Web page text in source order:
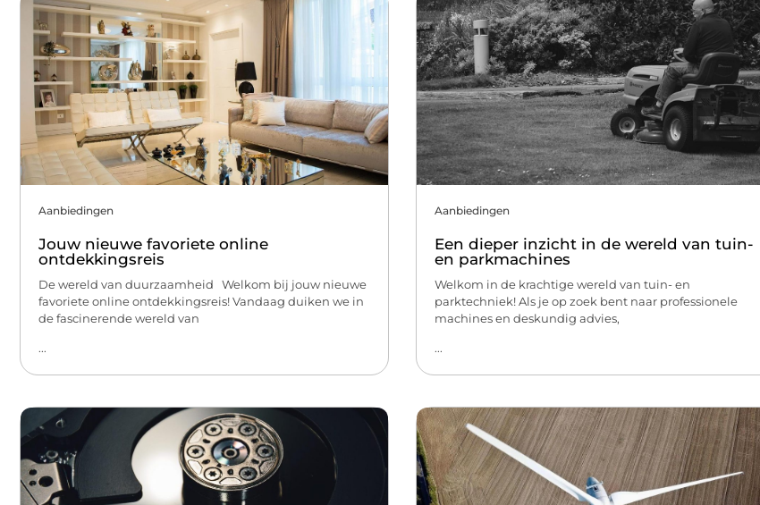
Aanbiedingen
Jouw nieuwe favoriete online
ontdekkingsreis
De wereld van duurzaamheid Welkom bij jouw nieuwe
favoriete online ontdekkingsreis! Vandaag duiken we in
de fascinerende wereld van
...
Aanbiedingen
Een dieper inzicht in de wereld van tuin-
en parkmachines
Welkom in de krachtige wereld van tuin- en
parktechniek! Als je op zoek bent naar professionele
machines en deskundig advies,
...